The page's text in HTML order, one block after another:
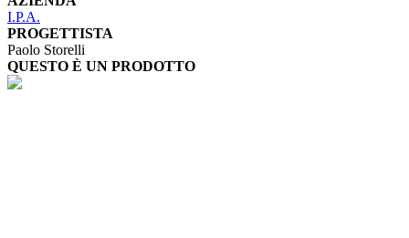
I.P.A.
PROGETTISTA
Paolo Storelli
QUESTO È UN PRODOTTO